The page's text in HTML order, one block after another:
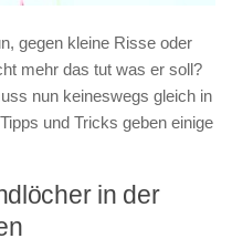
gegen kleine Risse oder
mehr das tut was er soll?
nun keineswegs gleich in
und Tricks geben einige
in der